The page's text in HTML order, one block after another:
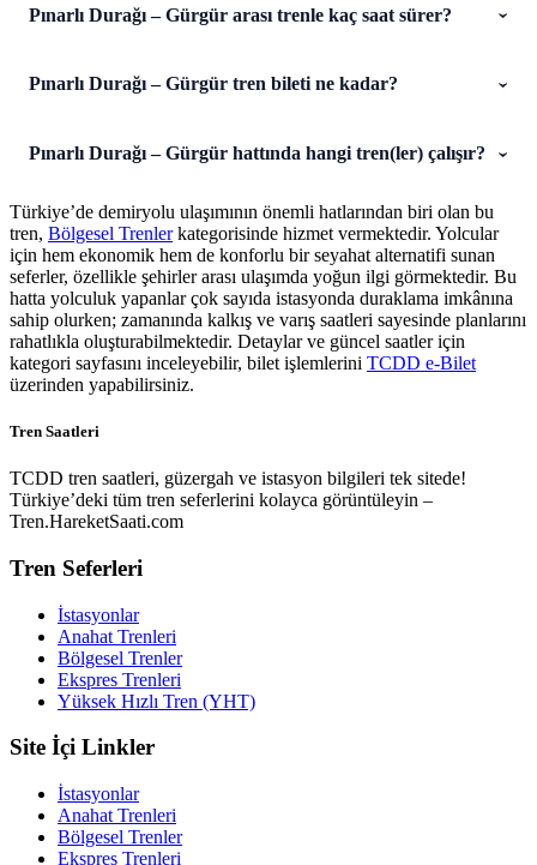
Pınarlı Durağı – Gürgür arası trenle kaç saat sürer?
Pınarlı Durağı – Gürgür tren bileti ne kadar?
Pınarlı Durağı – Gürgür hattında hangi tren(ler) çalışır?
Türkiye’de demiryolu ulaşımının önemli hatlarından biri olan bu
tren, Bölgesel Trenlerkategorisinde hizmet vermektedir. Yolcular
için hem ekonomik hem de konforlu bir seyahat alternatifi sunan
seferler, özellikle şehirler arası ulaşımda yoğun ilgi görmektedir. Bu
hatta yolculuk yapanlar çok sayıda istasyonda duraklama imkânına
sahip olurken; zamanında kalkış ve varış saatleri sayesinde planlarını
rahatlıkla oluşturabilmektedir. Detaylar ve güncel saatler için
kategori sayfasını inceleyebilir, bilet işlemlerini TCDD e-Bilet
üzerinden yapabilirsiniz.
Tren Saatleri
TCDD tren saatleri, güzergah ve istasyon bilgileri tek sitede!
Türkiye’deki tüm tren seferlerini kolayca görüntüleyin –
Tren.HareketSaati.com
Tren Seferleri
İstasyonlar
Anahat Trenleri
Bölgesel Trenler
Ekspres Trenleri
Yüksek Hızlı Tren (YHT)
Site İçi Linkler
İstasyonlar
Anahat Trenleri
Bölgesel Trenler
Ekspres Trenleri